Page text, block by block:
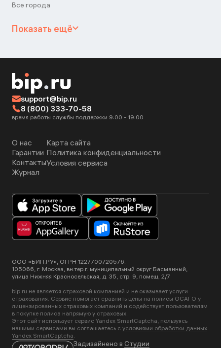
Все города
Показать ещё
support@bip.ru
8 (800) 333-70-58
время работы службы поддержки 9:00 - 19:00
О нас
Гарантии
Контакты
Журнал
Карта сайта
Политика конфиденциальности
Условия сервиса
ООО «БИП.РУ», ОГРН 1227700720576.
105066, г. Москва, вн.тер.г. муниципальный округ Басманный,
улица Нижняя Красносельская, д. 35, стр. 9, помещ. 2/7
bip.ru не является страховой компанией и не оказывает услуги
страхования. Сервис помогает сравнить цены на полисы ОСАГО у
лицензированных страховых компаний и содействует пользователям
в покупке полиса напрямую у страховых.
Этот сайт использует сервис Yandex SmartCaptcha, пользуясь
нашими сервисами вы соглашаетесь с условиями обработки данных
Yandex SmartCaptcha.
Задизайнено в Студии